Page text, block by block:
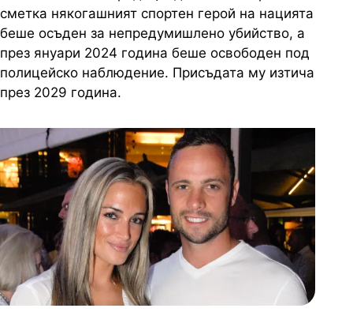
сметка някогашният спортен герой на нацията
беше осъден за непредумишлено убийство, а
през януари 2024 година беше освободен под
полицейско наблюдение. Присъдата му изтича
през 2029 година.